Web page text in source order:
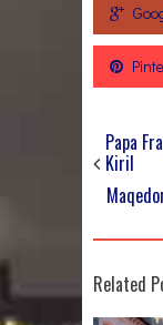
Papa
Kiril
Related